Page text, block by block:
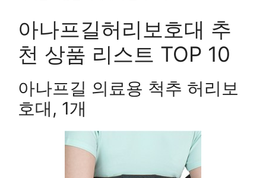
아나프길허리보호대 추
천 상품 리스트 TOP 10
아나프길 의료용 척추 허리보
호대, 1개